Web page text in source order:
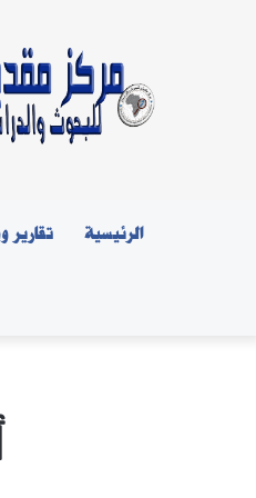
الرئيسية تقارير